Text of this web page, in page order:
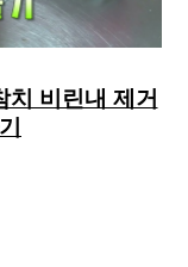
치 비린내 제거